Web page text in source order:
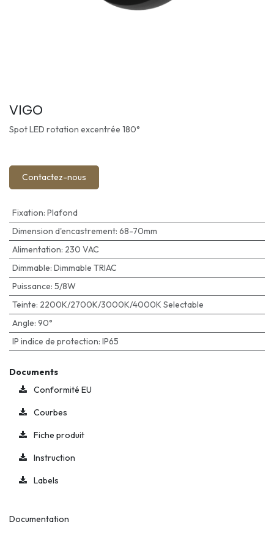
VIGO
Spot LED rotation excentrée 180°
Contactez-nous
Fixation: Plafond
Dimension d'encastrement: 68-70mm
Alimentation: 230 VAC
Dimmable: Dimmable TRIAC
Puissance: 5/8W
Teinte: 2200K/2700K/3000K/4000K Selectable
Angle: 90°
IP indice de protection: IP65
Documents
Conformité EU
Courbes
Fiche produit
Instruction
Labels
Documentation